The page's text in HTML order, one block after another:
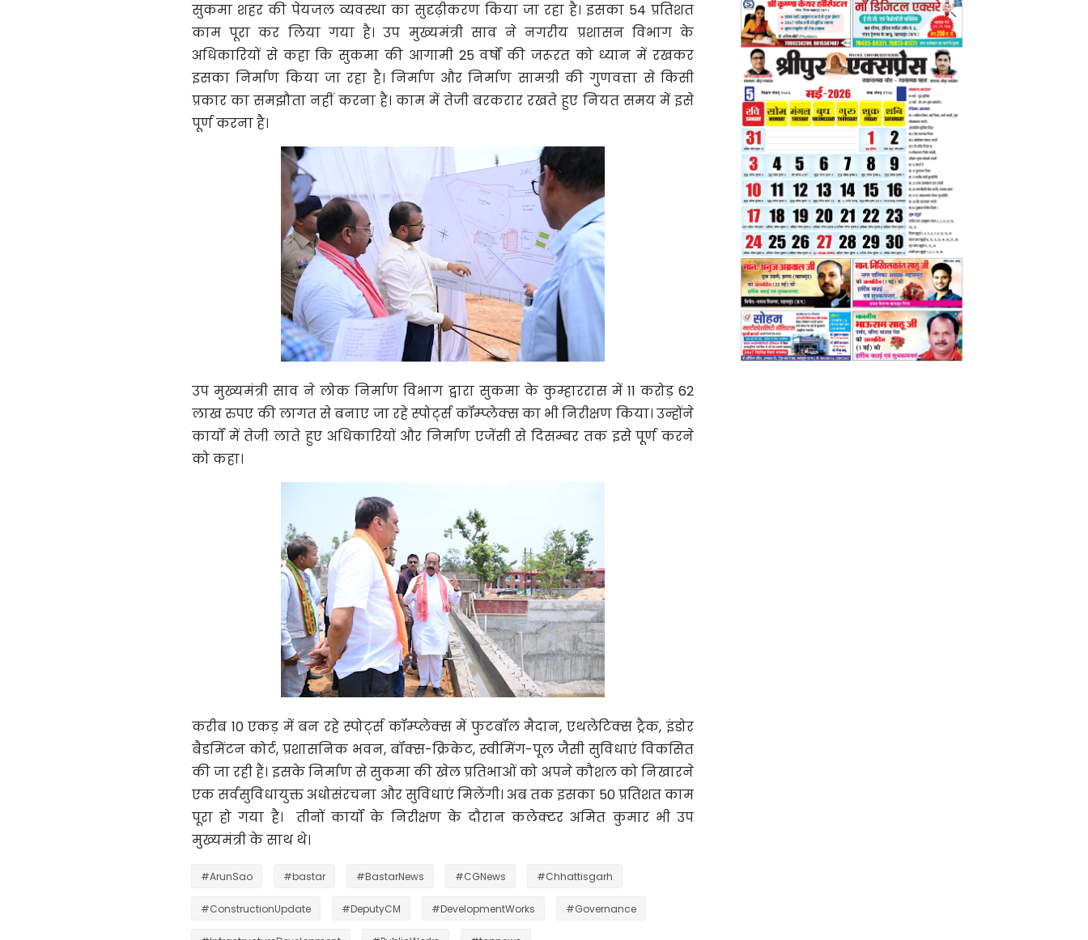
सुकमा शहर की पेयजल व्यवस्था का सुदृढ़ीकरण किया जा रहा है। इसका 54 प्रतिशत
काम पूरा कर लिया गया है। उप मुख्यमंत्री साव ने नगरीय प्रशासन विभाग के
अधिकारियों से कहा कि सुकमा की आगामी 25 वर्षों की जरूरत को ध्यान में रखकर
इसका निर्माण किया जा रहा है। निर्माण और निर्माण सामग्री की गुणवत्ता से किसी
प्रकार का समझौता नहीं करना है। काम में तेजी बरकरार रखते हुए नियत समय में इसे
पूर्ण करना है।
उप मुख्यमंत्री साव ने लोक निर्माण विभाग द्वारा सुकमा के कुम्हाररास में 11 करोड़ 62
लाख रुपए की लागत से बनाए जा रहे स्पोर्ट्स कॉम्प्लेक्स का भी निरीक्षण किया। उन्होंने
कार्यों में तेजी लाते हुए अधिकारियों और निर्माण एजेंसी से दिसम्बर तक इसे पूर्ण करने
को कहा।
करीब 10 एकड़ में बन रहे स्पोर्ट्स कॉम्प्लेक्स में फुटबॉल मैदान, एथलेटिक्स ट्रैक, इंडोर
बैडमिंटन कोर्ट, प्रशासनिक भवन, बॉक्स-क्रिकेट, स्वीमिंग-पूल जैसी सुविधाएं विकसित
की जा रही हैं। इसके निर्माण से सुकमा की खेल प्रतिभाओं को अपने कौशल को निखारने
एक सर्वसुविधायुक्त अधोसंरचना और सुविधाएं मिलेंगी। अब तक इसका 50 प्रतिशत काम
पूरा हो गया है। तीनों कार्यों के निरीक्षण के दौरान कलेक्टर अमित कुमार भी उप
मुख्यमंत्री के साथ थे।
#ArunSao #bastar #BastarNews #CGNews #Chhattisgarh
#ConstructionUpdate #DeputyCM #DevelopmentWorks #Governance